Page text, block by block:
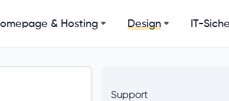
& Hosting Design IT-
Support